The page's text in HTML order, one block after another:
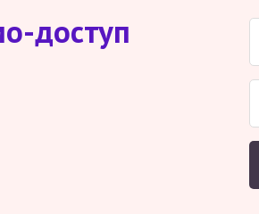
доступ